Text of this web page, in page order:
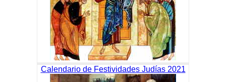
Calendario de Festividades Judías 2021